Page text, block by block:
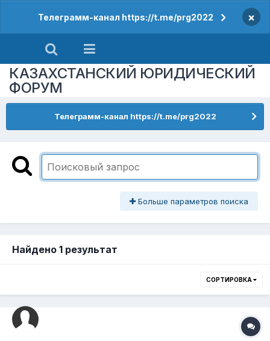
Телеграмм-канал https://t.me/prg2022 ×
КАЗАХСТАНСКИЙ ЮРИДИЧЕСКИЙ
ФОРУМ
Телеграмм-канал https://t.me/prg2022
Больше параметров поиска
Найдено 1 результат
СОРТИРОВКА